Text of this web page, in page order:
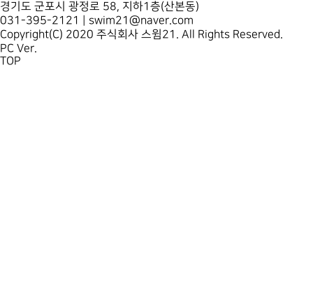
경기도 군포시 광정로 58, 지하1층(산본동)
031-395-2121 | swim21@naver.com
Copyright(C) 2020 주식회사 스윔21. All Rights Reserved.
PC Ver.
TOP